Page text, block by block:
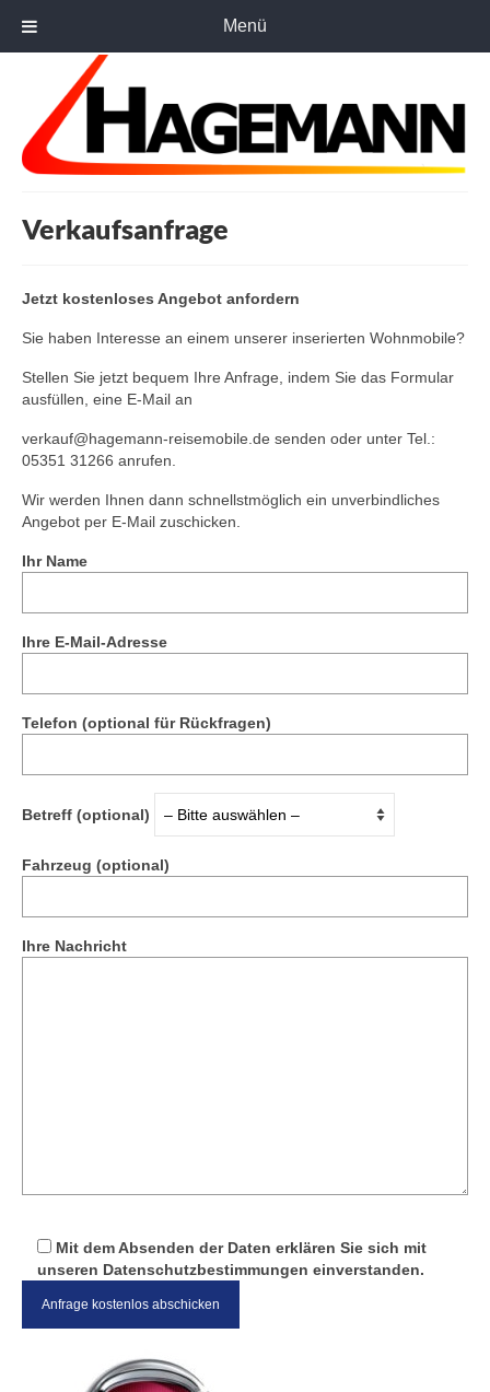
Verkaufsanfrage
Jetzt kostenloses Angebot anfordern
Sie haben Interesse an einem unserer inserierten Wohnmobile?
Stellen Sie jetzt bequem Ihre Anfrage, indem Sie das Formular
ausfüllen, eine E-Mail an
verkauf@hagemann-reisemobile.de senden oder unter Tel.:
05351 31266 anrufen.
Wir werden Ihnen dann schnellstmöglich ein unverbindliches
Angebot per E-Mail zuschicken.
Ihr Name
Ihre E-Mail-Adresse
Telefon (optional für Rückfragen)
Betreff (optional)
Fahrzeug (optional)
Ihre Nachricht
Mit dem Absenden der Daten erklären Sie sich mit
unseren Datenschutzbestimmungen einverstanden.
Menü